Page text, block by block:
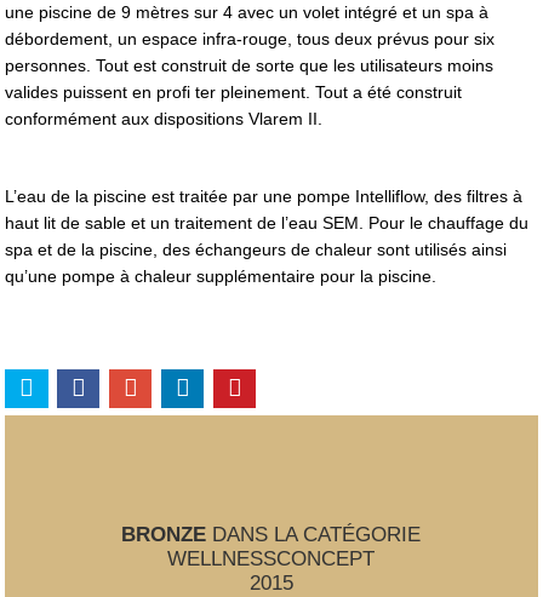
une piscine de 9 mètres sur 4 avec un volet intégré et un spa à
débordement, un espace infra-rouge, tous deux prévus pour six
personnes. Tout est construit de sorte que les utilisateurs moins
valides puissent en profi ter pleinement. Tout a été construit
conformément aux dispositions Vlarem II.
L’eau de la piscine est traitée par une pompe Intelliflow, des filtres à
haut lit de sable et un traitement de l’eau SEM. Pour le chauffage du
spa et de la piscine, des échangeurs de chaleur sont utilisés ainsi
qu’une pompe à chaleur supplémentaire pour la piscine.
BRONZE DANS LA CATÉGORIE
WELLNESSCONCEPT
2015